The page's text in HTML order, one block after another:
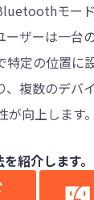
モー
ザーは一
定の位置
複数のデ
向上します。
紹介します。